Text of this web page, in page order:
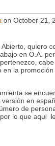
on October 21,
quiero
en O.A.
la promoción
se
en
de
lo que aqui